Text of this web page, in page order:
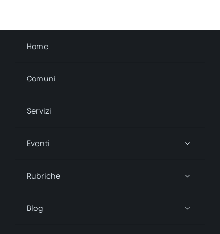
Home
Comuni
Servizi
Eventi
Rubriche
Blog